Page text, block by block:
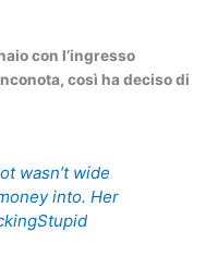
con l’ingresso
così ha deciso di
wasn’t wide
into. Her